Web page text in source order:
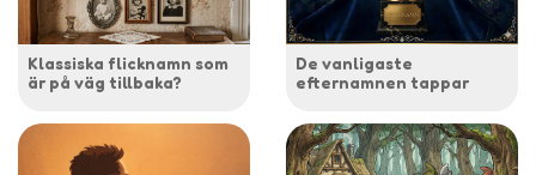
Klassiska flicknamn som
är på väg tillbaka?
De vanligaste
efternamnen tappar